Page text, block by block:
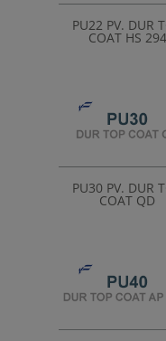
PU22 PV. DUR
COAT HS 294
PU30 PV. DUR
COAT QD